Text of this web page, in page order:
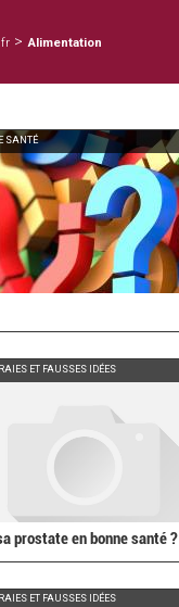
> Alimentation
SANTÉ
ET FAUSSES IDÉES
prostate en bonne santé ?
ET FAUSSES IDÉES